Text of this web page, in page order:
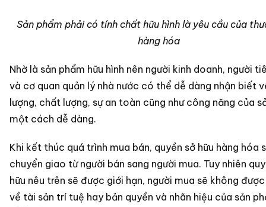
Sản phẩm phải có tính chất hữu hình là yêu cầu của
hàng hóa
Nhờ là sản phẩm hữu hình nên người kinh doanh, người
và cơ quan quản lý nhà nước có thể dễ dàng nhận biết
lượng, chất lượng, sự an toàn cũng như công năng của
một cách dễ dàng.
Khi kết thúc quá trình mua bán, quyền sở hữu hàng hóa
chuyển giao từ người bán sang người mua. Tuy nhiên
hữu nêu trên sẽ được giới hạn, người mua sẽ không được
về tài sản trí tuệ hay bản quyền và nhãn hiệu của sản